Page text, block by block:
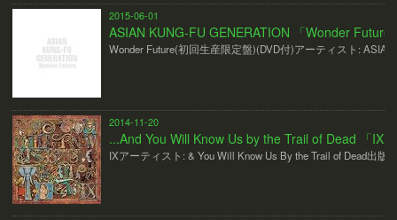
2015-06-01
ASIAN KUNG-FU GENERATION 「Wonder Future
Wonder Future(初回生産限定盤)(DVD付)アーティスト:
2014-11-20
...And You Will Know Us by the Trail of Dead 「IX」
IXアーティスト: & You Will Know Us By the Trail of Dead出版